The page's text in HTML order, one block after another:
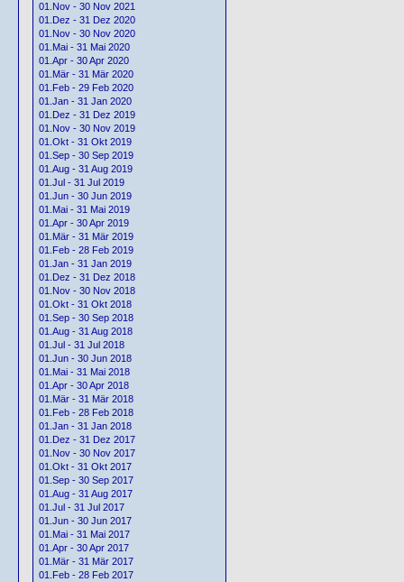
01.Nov - 30 Nov 2021
01.Dez - 31 Dez 2020
01.Nov - 30 Nov 2020
01.Mai - 31 Mai 2020
01.Apr - 30 Apr 2020
01.Mär - 31 Mär 2020
01.Feb - 29 Feb 2020
01.Jan - 31 Jan 2020
01.Dez - 31 Dez 2019
01.Nov - 30 Nov 2019
01.Okt - 31 Okt 2019
01.Sep - 30 Sep 2019
01.Aug - 31 Aug 2019
01.Jul - 31 Jul 2019
01.Jun - 30 Jun 2019
01.Mai - 31 Mai 2019
01.Apr - 30 Apr 2019
01.Mär - 31 Mär 2019
01.Feb - 28 Feb 2019
01.Jan - 31 Jan 2019
01.Dez - 31 Dez 2018
01.Nov - 30 Nov 2018
01.Okt - 31 Okt 2018
01.Sep - 30 Sep 2018
01.Aug - 31 Aug 2018
01.Jul - 31 Jul 2018
01.Jun - 30 Jun 2018
01.Mai - 31 Mai 2018
01.Apr - 30 Apr 2018
01.Mär - 31 Mär 2018
01.Feb - 28 Feb 2018
01.Jan - 31 Jan 2018
01.Dez - 31 Dez 2017
01.Nov - 30 Nov 2017
01.Okt - 31 Okt 2017
01.Sep - 30 Sep 2017
01.Aug - 31 Aug 2017
01.Jul - 31 Jul 2017
01.Jun - 30 Jun 2017
01.Mai - 31 Mai 2017
01.Apr - 30 Apr 2017
01.Mär - 31 Mär 2017
01.Feb - 28 Feb 2017